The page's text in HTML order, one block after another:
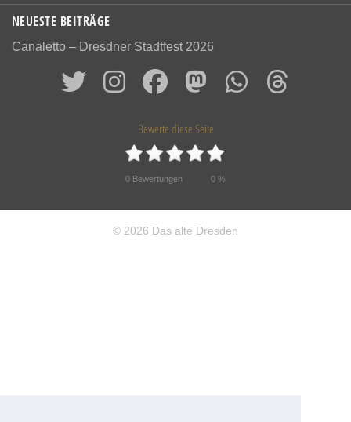
NEUESTE BEITRÄGE
Canaletto – Dresdner Stadtfest 2026
Bewerte diese Seite
0 Bewertungen 0 %
© 2026 Das alte Dresden